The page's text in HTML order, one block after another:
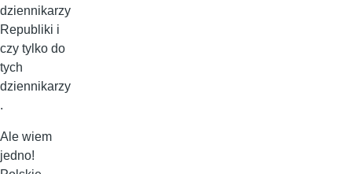
dziennikarzy
Republiki i
czy tylko do
tych
dziennikarzy
.
Ale wiem
jedno!